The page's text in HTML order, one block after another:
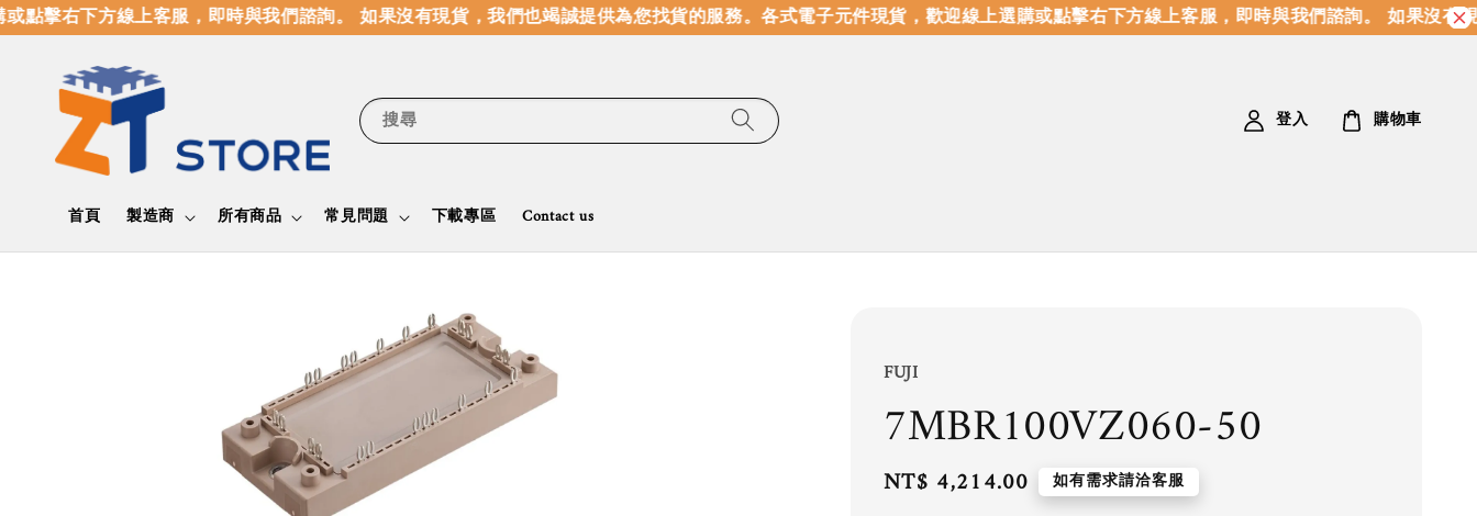
擊右下方線上客服，即時與我們諮詢。 如果沒有現貨，我們也竭誠提供為您找貨的服務。各式電子元件現貨，歡迎線上選購或點擊右下方線上客服，即時與我們諮詢。 如果沒有現
搜尋
首頁 製造商 所有商品 常見問題 下載專區 Contact us
登入 購物車
FUJI
7MBR100VZ060-50
Regular
NT$ 4,214.00 如有需求請洽客服